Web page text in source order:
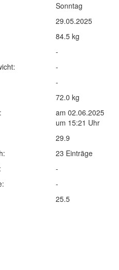
Sonntag
29.05.2025
84.5 kg
-
-
-
72.0 kg
am 02.06.2025
um 15:21 Uhr
29.9
23 Einträge
-
-
25.5